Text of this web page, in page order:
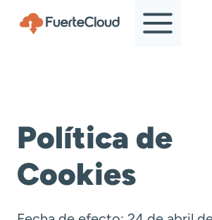
Saltar
Política de
Cookies